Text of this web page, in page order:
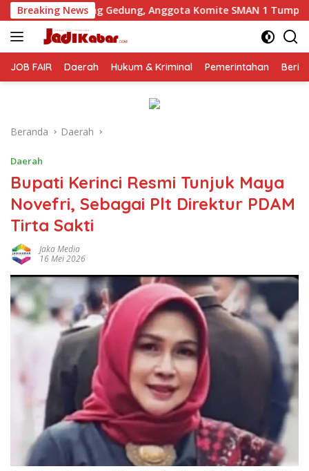
Langsung
ke
konten
Breaking News
Anggota Komite SMAN 1 Tumpang ,Ketua DPD IWOI Buka
JOB FAIR Daerah Hukum & Kriminal Pemerintahan
Beranda Daerah
Daerah
Bupati Kerinci Resmi Tunjuk Maya
Novefri, Sebagai Plt Direktur PDAM
Tirta Sakti
Jaka Media
16 Mei 2026